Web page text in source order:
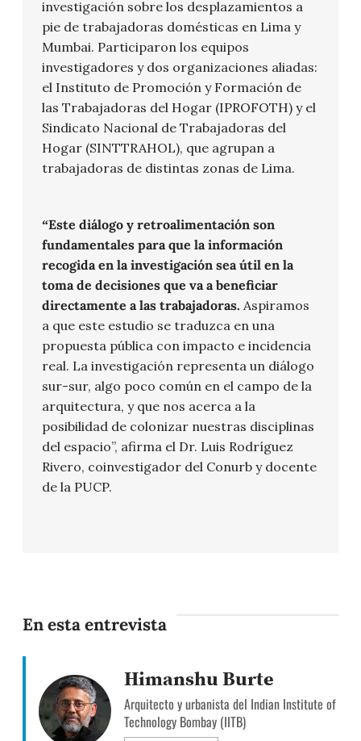
investigación sobre los desplazamientos a
pie de trabajadoras domésticas en Lima y
Mumbai. Participaron los equipos
investigadores y dos organizaciones aliadas:
el Instituto de Promoción y Formación de
las Trabajadoras del Hogar (IPROFOTH) y el
Sindicato Nacional de Trabajadoras del
Hogar (SINTTRAHOL), que agrupan a
trabajadoras de distintas zonas de Lima.
“Este diálogo y retroalimentación son
fundamentales para que la información
recogida en la investigación sea útil en la
toma de decisiones que va a beneficiar
directamente a las trabajadoras. Aspiramos
a que este estudio se traduzca en una
propuesta pública con impacto e incidencia
real. La investigación representa un diálogo
sur-sur, algo poco común en el campo de la
arquitectura, y que nos acerca a la
posibilidad de colonizar nuestras disciplinas
del espacio”, afirma el Dr. Luis Rodríguez
Rivero, coinvestigador del Conurb y docente
de la PUCP.
En esta entrevista
Himanshu Burte
Arquitecto y urbanista del Indian Institute of
Technology Bombay (IITB)